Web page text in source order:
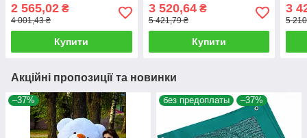
Подарунковий набір у
ящику з ламом
2 565,02 ₴
4 001,43 ₴
Купити
на день народження
татові, хлопцю,
3 520,64₴
5 421,79 ₴
Купити
3
5
Акційні пропозиції та новинки
–37% без предоплаты –37%